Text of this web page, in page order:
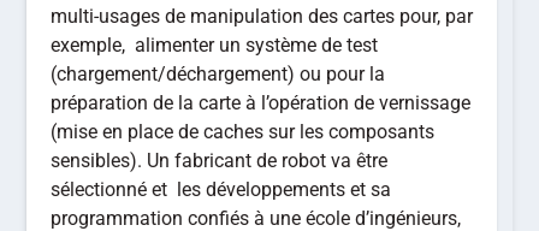
multi-usages de manipulation des cartes pour, par
exemple, alimenter un système de test
(chargement/déchargement) ou pour la
préparation de la carte à l’opération de vernissage
(mise en place de caches sur les composants
sensibles). Un fabricant de robot va être
sélectionné et les développements et sa
programmation confiés à une école d’ingénieurs,